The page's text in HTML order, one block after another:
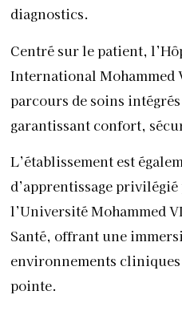
diagnostics.
Centré sur le patient,
International Mohammed
parcours de soins
garantissant confort,
L’établissement est
d’apprentissage
l’Université Mohammed
Santé, offrant une
environnements
pointe.